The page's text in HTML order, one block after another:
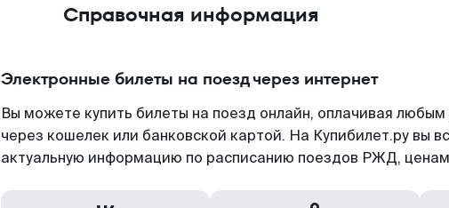
Справочная информация
Электронные билеты на поезд через интернет
Вы можете купить билеты на поезд онлайн, оплачивая
через кошелек или банковской картой. На Купибилет.ру вы
актуальную информацию по расписанию поездов РЖД,